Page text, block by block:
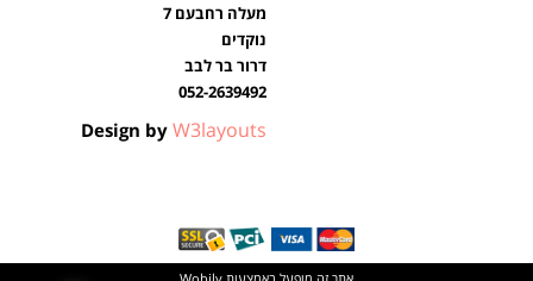
מעלה רחבעם 7
נוקדים
דרור בר לבב
052-2639492
Design by W3layouts